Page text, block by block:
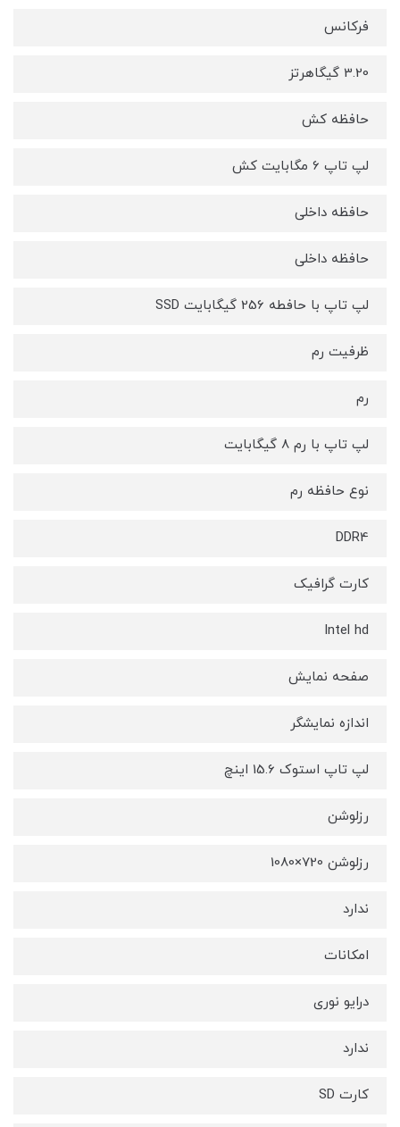
فرکانس
3.20 گیگاهرتز
حافظه کش
لپ تاپ 6 مگابایت کش
حافظه داخلی
حافظه داخلی
لپ تاپ با حافطه 256 گیگابایت SSD
ظرفیت رم
رم
لپ تاپ با رم 8 گیگابایت
نوع حافظه رم
DDR4
کارت گرافیک
Intel hd
صفحه نمایش
اندازه نمایشگر
لپ تاپ استوک 15.6 اینچ
رزلوشن
رزلوشن 720×1080
ندارد
امکانات
درایو نوری
ندارد
کارت SD